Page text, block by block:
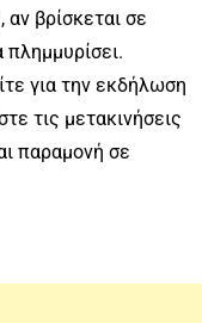
βρίσκεται σε
πλημμυρίσει.
για την εκδήλωση
τις μετακινήσεις
παραμονή σε